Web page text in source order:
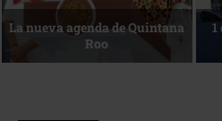
Reconocimiento de viajeros